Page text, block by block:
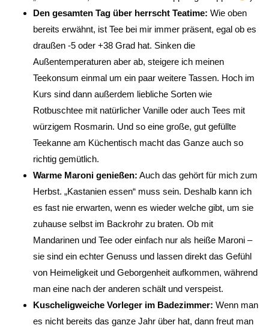
Den gesamten Tag über herrscht Teatime: Wie oben
bereits erwähnt, ist Tee bei mir immer präsent, egal ob es
draußen -5 oder +38 Grad hat. Sinken die
Außentemperaturen aber ab, steigere ich meinen
Teekonsum einmal um ein paar weitere Tassen. Hoch im
Kurs sind dann außerdem liebliche Sorten wie
Rotbuschtee mit natürlicher Vanille oder auch Tees mit
würzigem Rosmarin. Und so eine große, gut gefüllte
Teekanne am Küchentisch macht das Ganze auch so
richtig gemütlich.
Warme Maroni genießen: Auch das gehört für mich zum
Herbst. „Kastanien essen“ muss sein. Deshalb kann ich
es fast nie erwarten, wenn es wieder welche gibt, um sie
zuhause selbst im Backrohr zu braten. Ob mit
Mandarinen und Tee oder einfach nur als heiße Maroni –
sie sind ein echter Genuss und lassen direkt das Gefühl
von Heimeligkeit und Geborgenheit aufkommen, während
man eine nach der anderen schält und verspeist.
Kuscheligweiche Vorleger im Badezimmer: Wenn man
es nicht bereits das ganze Jahr über hat, dann freut man